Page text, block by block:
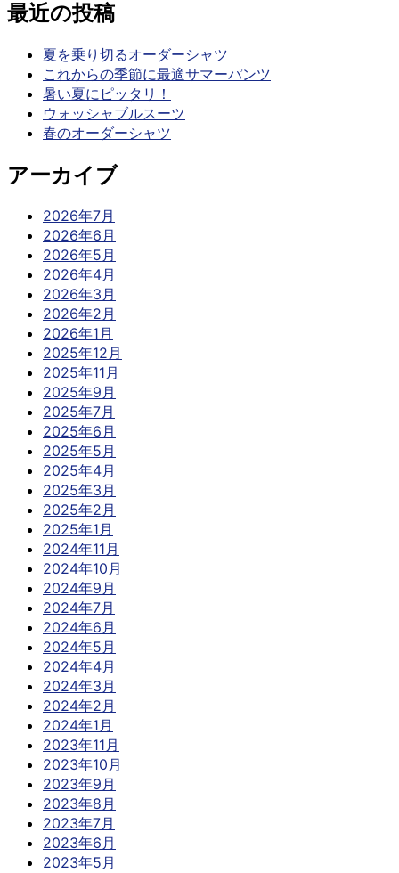
最近の投稿
夏を乗り切るオーダーシャツ
これからの季節に最適サマーパンツ
暑い夏にピッタリ！
ウォッシャブルスーツ
春のオーダーシャツ
アーカイブ
2026年7月
2026年6月
2026年5月
2026年4月
2026年3月
2026年2月
2026年1月
2025年12月
2025年11月
2025年9月
2025年7月
2025年6月
2025年5月
2025年4月
2025年3月
2025年2月
2025年1月
2024年11月
2024年10月
2024年9月
2024年7月
2024年6月
2024年5月
2024年4月
2024年3月
2024年2月
2024年1月
2023年11月
2023年10月
2023年9月
2023年8月
2023年7月
2023年6月
2023年5月